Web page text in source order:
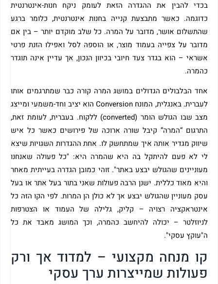
בכדי להבין את ההגדרה הזאת לעומק ניקח חנות-אינטרנטית
כדוגמה. כאשר מתבצעת קנייה בחנות אינטרנטית, כלומר ברגע
שהתשלום אושר, מדובר על המרה. כל שלב מוקדם יותר – בין אם
מדובר על צפייה בעמוד מוצר, או הוספה לסל ואפילו הזנת פרטי
אשראי – הוא בגדר צעד חיובי בכיוון הנכון, אך עדיין אינה תוגדר
כהמרה.
אחד הבלבולים הגדולים במושג המרה קורה כבר שמתרגמים אותו
לעברית. באנגלית, המונח Conversion הוא יציב וחד-משמעי ומייצג
מצב שבו הגולש הומר (converted) ללקוח. בעברית, לעומת זאת,
התרגום “המרה” קיבל שורה ארוכה של פירושים כאשר כל איש
שיווק מגדיר אותה איך שמתחשק לו. אחת ההגדרות השגויות שיצא
לי לא פעם להיתקל בה היא שהמרה היא: "כל פעולה שאנחנו
מעוניינים שהגולש יבצע באתר". זוהי כמובן הגדרה בעייתית מאחר
והיא מאוד כללית. ישנן הרבה פעולות שאני בתור בעל אתר או בעל
עסק מעוניין שהגולש יבצע אך לא כולן הן המרות. לפי הקו הזה כל
אינטראקציה רצויה – קליק, גלילה של העמוד או הצטרפות
לניוזלטר – יכולה להיחשב כהמרה, וכך המושג מאבד את כל
ה"עוקץ עסקי".
קו מנחה מקצועי – למדוד אך ורק
פעולות שמייצרות ערך עסקי